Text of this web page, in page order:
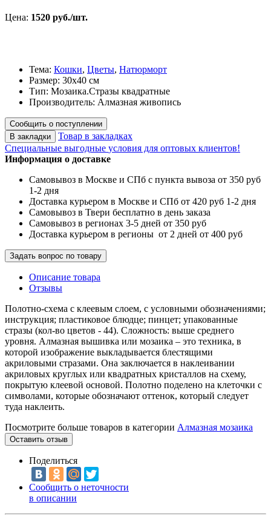
Цена: 1520 руб./шт.
Тема: Кошки, Цветы, Натюрморт
Размер: 30х40 см
Тип: Мозаика.Стразы квадратные
Производитель: Алмазная живопись
Сообщить о поступлении
В закладки
Товар в закладках
Специальные выгодные условия для оптовых клиентов!
Информация о доставке
Самовывоз в Москве и СПб с пункта вывоза от 350 руб
1-2 дня
Доставка курьером в Москве и СПб от 420 руб 1-2 дня
Самовывоз в Твери бесплатно в день заказа
Самовывоз в регионах 3-5 дней от 350 руб
Доставка курьером в регионы от 2 дней от 400 руб
Задать вопрос по товару
Описание товара
Отзывы
Полотно-схема с клеевым слоем, с условными обозначениями;
инструкция; пластиковое блюдце; пинцет; упакованные
стразы (кол-во цветов - 44). Сложность: выше среднего
уровня. Алмазная вышивка или мозаика – это техника, в
которой изображение выкладывается блестящими
акриловыми стразами. Она заключается в наклеивании
акриловых круглых или квадратных кристаллов на схему,
покрытую клеевой основой. Полотно поделено на клеточки с
символами, которые обозначают оттенок, который следует
туда наклеить.
Посмотрите больше товаров в категории Алмазная мозаика
Оставить отзыв
Поделиться
Сообщить о неточности
в описании